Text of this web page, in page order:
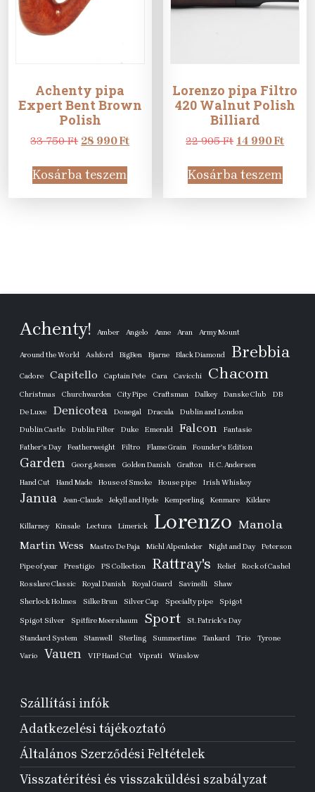
Achenty pipa
Expert Bent Brown
Polish
33 750Ft Original
was:
33
750 Ft.
28 990FtCurrent
990 Ft.
Kosárba teszem
Lorenzo pipa Filtro
420 Walnut Polish
Billiard
22 905Ft Original
was:
22
905 Ft.
14 990Ft
990
Kosárba teszem
Achenty! Amber Angelo Anne Aran Army Mount
Around the World Ashford BigBen Bjarne Black Diamond Brebbia
Cadore Capitello Captain Pete Cara Cavicchi Chacom
Christmas Churchwarden City Pipe Craftsman Dalkey Danske Club
DB
De Luxe
Denicotea Donegal Dracula
Dublin and London
Dublin Castle
Dublin Filter Duke Emerald Falcon
Fantasie
Father's Day
Featherweight Filtro Flame Grain Founder's Edition
Garden Georg Jensen Golden Danish Grafton
H. C. Andersen
Hand Cut
Hand Made House of Smoke House pipe Irish Whiskey
Janua Jean-Claude Jekyll and Hyde Kemperling Kenmare Kildare
Killarney Kinsale Lectura Limerick Lorenzo Manola
Martin Wess Mastro De Paja Michl Alpenleder Night and Day Peterson
Pipe of year Prestigio PS Collection Rattray's Relief
Rock of Cashel
Rosslare Classic
Royal Danish Royal Guard Savinelli
Shaw
Sherlock Holmes
Silke Brun Silver Cap Specialty pipe Spigot
Spigot Silver Spitfire Meershaum Sport
St. Patrick's Day
Standard System
Stanwell Sterling Summertime Tankard Trio
Tyrone
Vario
Vauen VIP Hand Cut Viprati Winslow
Szállítási infók
Adatkezelési tájékoztató
Általános Szerződési Feltételek
Visszatérítési és visszaküldési szabályzat